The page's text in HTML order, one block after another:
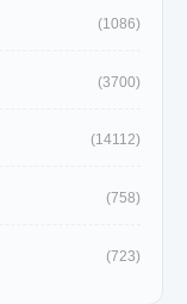
(1086)
(3700)
(14112)
(758)
(723)